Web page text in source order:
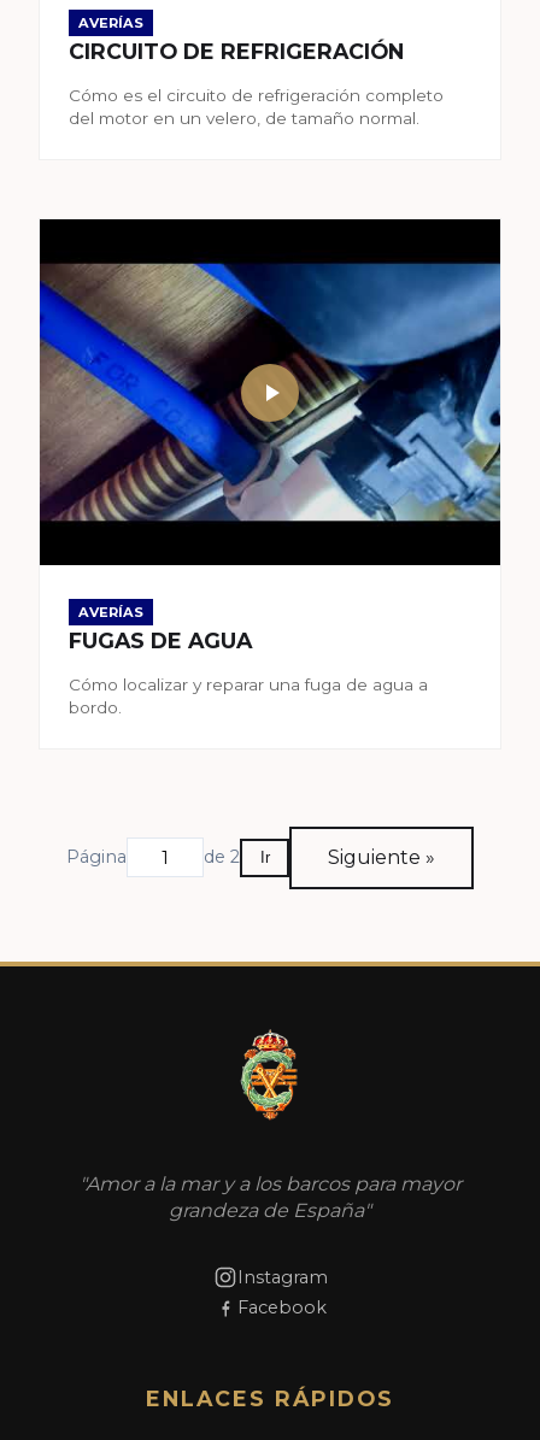
AVERÍAS
CIRCUITO DE REFRIGERACIÓN
Cómo es el circuito de refrigeración completo
del motor en un velero, de tamaño normal.
AVERÍAS
FUGAS DE AGUA
Cómo localizar y reparar una fuga de agua a
bordo.
Página de 2 Ir Siguiente »
"Amor a la mar y a los barcos para mayor
grandeza de España"
Instagram
Facebook
ENLACES RÁPIDOS